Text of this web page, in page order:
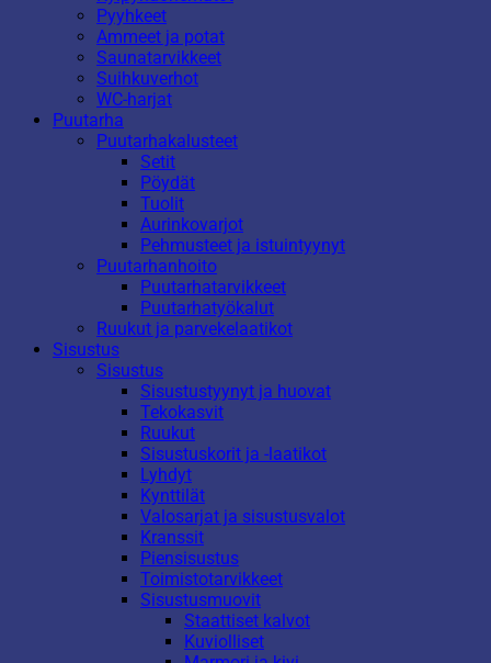
Pyyhkeet
Ammeet ja potat
Saunatarvikkeet
Suihkuverhot
WC-harjat
Puutarha
Puutarhakalusteet
Setit
Pöydät
Tuolit
Aurinkovarjot
Pehmusteet ja istuintyynyt
Puutarhanhoito
Puutarhatarvikkeet
Puutarhatyökalut
Ruukut ja parvekelaatikot
Sisustus
Sisustus
Sisustustyynyt ja huovat
Tekokasvit
Ruukut
Sisustuskorit ja -laatikot
Lyhdyt
Kynttilät
Valosarjat ja sisustusvalot
Kranssit
Piensisustus
Toimistotarvikkeet
Sisustusmuovit
Staattiset kalvot
Kuviolliset